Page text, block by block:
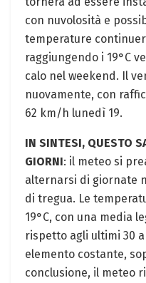
con nuvolosità e
temperature
raggiungendo i 19°C
calo nel weekend. Il
nuovamente, con
62 km/h lunedì 19.
IN SINTESI, QUESTO
GIORNI: il meteo si
alternarsi di giornate
di tregua. Le
19°C, con una media
rispetto agli ultimi 30
elemento costante,
conclusione, il meteo